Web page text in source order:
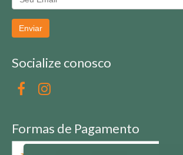
Enviar
Socialize conosco
Formas de Pagamento